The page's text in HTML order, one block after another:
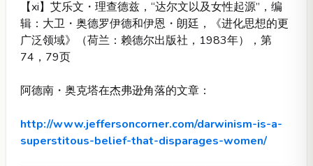
【xi】艾乐文・理查德兹，“达尔文以及女性起源”，编
辑：大卫・奥德罗伊德和伊恩・朗廷，《进化思想的更
广泛领域》（荷兰：赖德尔出版社，1983年），第
74，79页
阿德南・奥克塔在杰弗逊角落的文章：
http://www.jeffersoncorner.com/darwinism-is-a-
superstitous-belief-that-disparages-women/